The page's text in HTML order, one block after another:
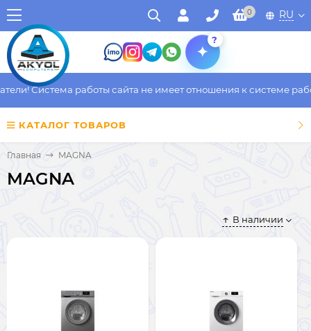
0 RU
?
Система работы сайта не имеет отношения к системе
КАТАЛОГ ТОВАРОВ
Главная MAGNA
MAGNA
В наличии